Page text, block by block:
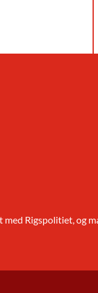
Rigspolitiet, og